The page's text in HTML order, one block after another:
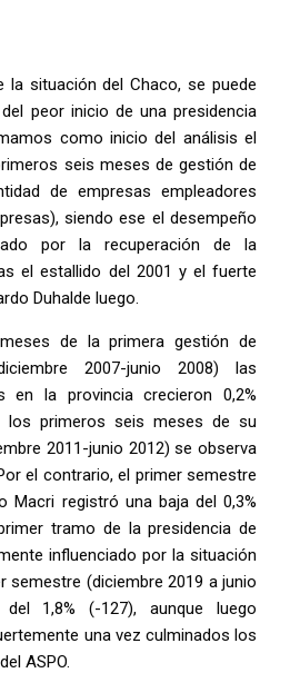
la situación del Chaco, se puede
peor inicio de una presidencia
como inicio del análisis el
seis meses de gestión de
de empresas empleadores
siendo ese el desempeño
por la recuperación de la
el estallido del 2001 y el fuerte
Duhalde luego.
de la primera gestión de
2007-junio 2008) las
en la provincia crecieron 0,2%
los primeros seis meses de su
2011-junio 2012) se observa
el contrario, el primer semestre
Macri registró una baja del 0,3%
tramo de la presidencia de
influenciado por la situación
semestre (diciembre 2019 a junio
1,8% (-127), aunque luego
una vez culminados los
ASPO.